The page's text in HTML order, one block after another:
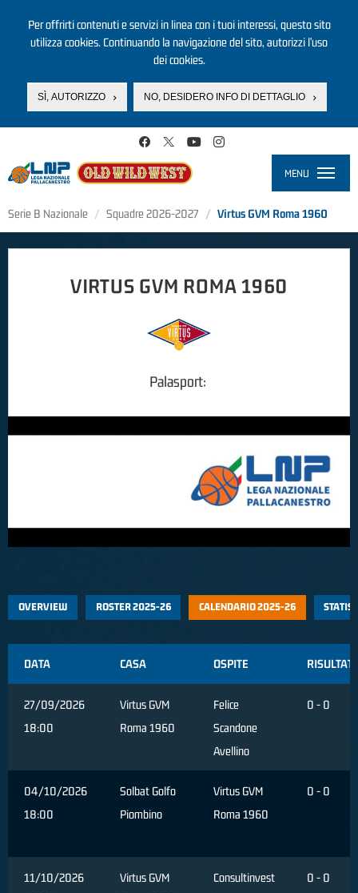
Per offrirti contenuti e servizi in linea con i tuoi interessi, questo sito
utilizza cookies. Continuando la navigazione del sito, autorizzi l’uso
dei cookies.
SÌ, AUTORIZZO NO, DESIDERO INFO DI DETTAGLIO
MENU
Serie B Nazionale Squadre 2026-2027 Virtus GVM Roma 1960
VIRTUS GVM ROMA 1960
Palasport:
OVERVIEW ROSTER 2025-26 CALENDARIO 2025-26
DATA CASA OSPITE
27/09/2026
18:00
Virtus GVM
Roma 1960
Felice
Scandone
Avellino
0 - 0
04/10/2026
18:00
Solbat Golfo
Piombino
Virtus GVM
Roma 1960
0 - 0
11/10/2026
Virtus GVM
Consultinvest
0 - 0